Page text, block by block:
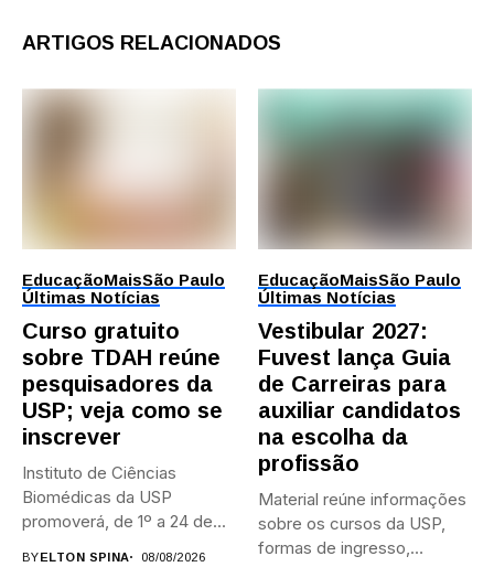
ARTIGOS RELACIONADOS
EducaçãoMaisSão Paulo
Últimas Notícias
Curso gratuito
sobre TDAH reúne
pesquisadores da
USP; veja como se
inscrever
Instituto de Ciências
Biomédicas da USP
promoverá, de 1º a 24 de...
BYELTON SPINA 08/08/2026
EducaçãoMaisSão Paulo
Últimas Notícias
Vestibular 2027:
Fuvest lança Guia
de Carreiras para
auxiliar candidatos
na escolha da
profissão
Material reúne informações
sobre os cursos da USP,
formas de ingresso,